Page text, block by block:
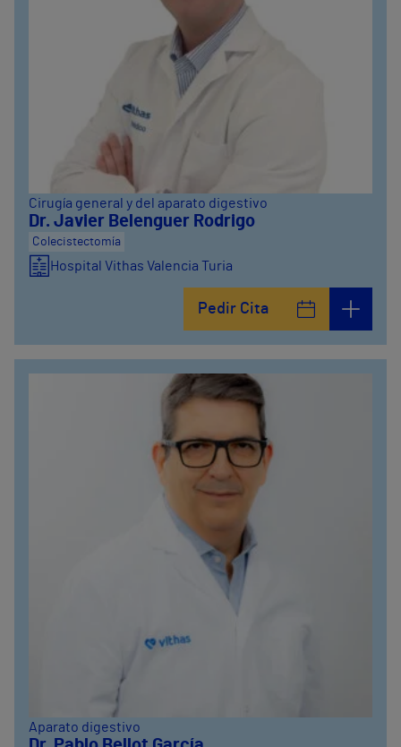
Cirugía general y del aparato digestivo
Dr. Javier Belenguer Rodrigo
Colecistectomía
Hospital Vithas Valencia Turia
Pedir Cita
Aparato digestivo